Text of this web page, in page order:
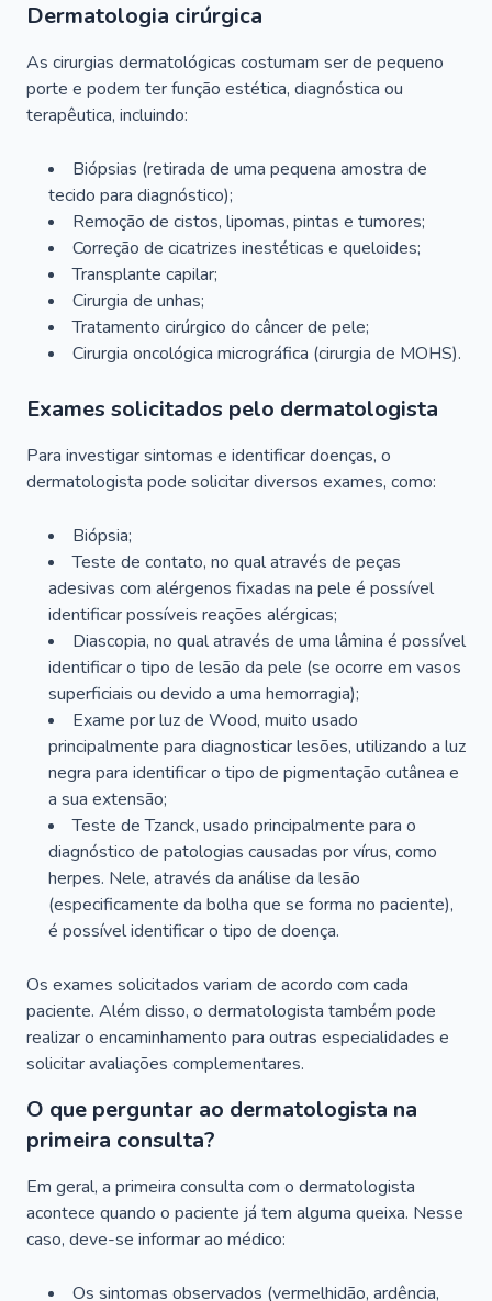
Dermatologia cirúrgica
As cirurgias dermatológicas costumam ser de pequeno
porte e podem ter função estética, diagnóstica ou
terapêutica, incluindo:
Biópsias (retirada de uma pequena amostra de
tecido para diagnóstico);
Remoção de cistos, lipomas, pintas e tumores;
Correção de cicatrizes inestéticas e queloides;
Transplante capilar;
Cirurgia de unhas;
Tratamento cirúrgico do câncer de pele;
Cirurgia oncológica micrográfica (cirurgia de MOHS).
Exames solicitados pelo dermatologista
Para investigar sintomas e identificar doenças, o
dermatologista pode solicitar diversos exames, como:
Biópsia;
Teste de contato, no qual através de peças
adesivas com alérgenos fixadas na pele é possível
identificar possíveis reações alérgicas;
Diascopia, no qual através de uma lâmina é possível
identificar o tipo de lesão da pele (se ocorre em vasos
superficiais ou devido a uma hemorragia);
Exame por luz de Wood, muito usado
principalmente para diagnosticar lesões, utilizando a luz
negra para identificar o tipo de pigmentação cutânea e
a sua extensão;
Teste de Tzanck, usado principalmente para o
diagnóstico de patologias causadas por vírus, como
herpes. Nele, através da análise da lesão
(especificamente da bolha que se forma no paciente),
é possível identificar o tipo de doença.
Os exames solicitados variam de acordo com cada
paciente. Além disso, o dermatologista também pode
realizar o encaminhamento para outras especialidades e
solicitar avaliações complementares.
O que perguntar ao dermatologista na
primeira consulta?
Em geral, a primeira consulta com o dermatologista
acontece quando o paciente já tem alguma queixa. Nesse
caso, deve-se informar ao médico:
Os sintomas observados (vermelhidão, ardência,